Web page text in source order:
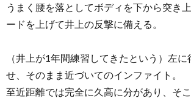
うまく腰を落としてボディを下から突き
ードを上げて井上の反撃に備える。
（井上が1年間練習してきたという）左
せ、そのまま近づいてのインファイト。
至近距離では完全に久高に分があり、そ